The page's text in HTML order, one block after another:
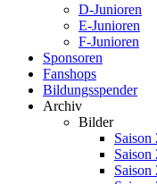
D-Junioren
E-Junioren
F-Junioren
Sponsoren
Fanshops
Bildungsspender
Archiv
Bilder
Saison
Saison
Saison